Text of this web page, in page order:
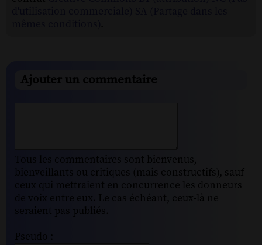
Ajouter un commentaire
Tous les commentaires sont bienvenus,
bienveillants ou critiques (mais constructifs), sauf
ceux qui mettraient en concurrence les donneurs
de voix entre eux. Le cas échéant, ceux-là ne
seraient pas publiés.
Pseudo :